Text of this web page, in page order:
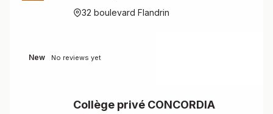
32 boulevard Flandrin
New No reviews yet
Collège privé CONCORDIA